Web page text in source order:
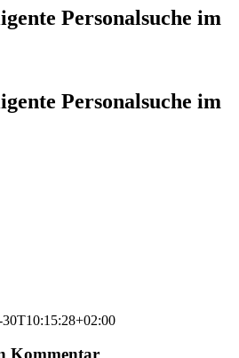
Personalsuche im
Personalsuche im